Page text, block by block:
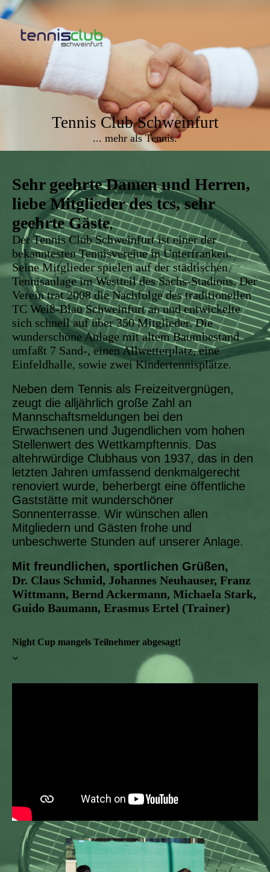
Tennis Club Schweinfurt
... mehr als Tennis.
Sehr geehrte Damen und Herren,
liebe Mitglieder des tcs,sehr
geehrte Gäste,
Der Tennis Club Schweinfurt ist einer der
bekanntesten Tennisvereine in Unterfranken.
Seine Mitglieder spielen auf der städtischen
Tennisanlage im Westteil des Sachs-Stadions. Der
Verein trat 2008 die Nachfolge des traditionellen
TC Weiß-Blau Schweinfurt an und entwickelte
sich schnell auf über 350 Mitglieder. Die
wunderschöne Anlage mit altem Baumbestand
umfaßt 7 Sand-, einen Allwetterplatz, eine
Einfeldhalle, sowie zwei Kindertennisplätze.
Neben dem Tennis als Freizeitvergnügen,
zeugt die alljährlich große Zahl an
Mannschaftsmeldungen bei den
Erwachsenen und Jugendlichen vom hohen
Stellenwert des Wettkampftennis. Das
altehrwürdige Clubhaus von 1937, das in den
letzten Jahren umfassend denkmalgerecht
renoviert wurde, beherbergt eine öffentliche
Gaststätte mit wunderschöner
Sonnenterrasse. Wir wünschen allen
Mitgliedern und Gästen frohe und
unbeschwerte Stunden auf unserer Anlage.
Mit freundlichen, sportlichen Grüßen,
Dr. Claus Schmid, Johannes Neuhauser, Franz
Wittmann, Bernd Ackermann, Michaela Stark,
Guido Baumann, Erasmus Ertel (Trainer)
Night Cup mangels Teilnehmer abgesagt!